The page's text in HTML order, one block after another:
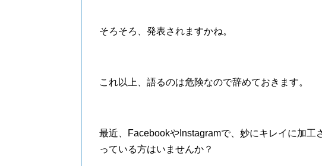
そろそろ、発表されますかね。
これ以上、語るのは危険なので辞めておきます。
最近、FacebookやInstagramで、妙にキレイに加工
っている方はいませんか？